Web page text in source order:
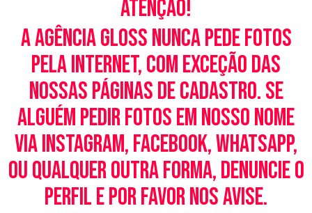
Atenção!
A Agência Gloss nunca pede fotos
pela Internet, com exceção das
nossas páginas de cadastro. Se
alguém pedir fotos em nosso nome
via Instagram, Facebook, WhatsApp,
ou qualquer outra forma, denuncie o
perfil e por favor nos avise.